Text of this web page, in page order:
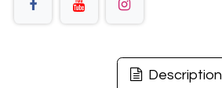
Description